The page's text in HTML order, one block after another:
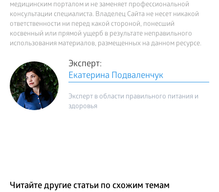
медицинским порталом и не заменяет профессиональной
консультации специалиста. Владелец Сайта не несет никакой
ответственности ни перед какой стороной, понесший
косвенный или прямой ущерб в результате неправильного
использования материалов, размещенных на данном ресурсе.
Эксперт:
Екатерина Подваленчук
Эксперт в области правильного питания и
здоровья
Читайте другие статьи по схожим темам